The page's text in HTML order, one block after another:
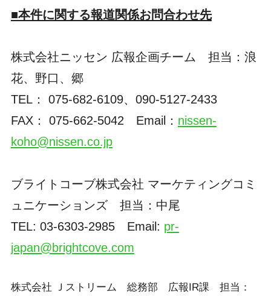
■本件に関する報道関係お問合わせ先
株式会社ニッセン 広報企画チーム 担当：浪
花、野口、郷
TEL： 075-682-6109、090-5127-2433
FAX： 075-662-5042 Email： nissen-
koho@nissen.co.jp
ブライトコーブ株式会社 マーケティングコミ
ュニケーションズ 担当：中尾
TEL: 03-6303-2985 Email: pr-
japan@brightcove.com
株式会社 Ｊストリーム 総務部 広報IR課 担当：